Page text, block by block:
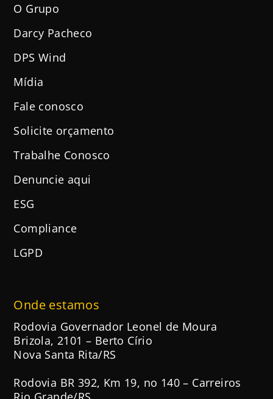
O Grupo
Darcy Pacheco
DPS Wind
Mídia
Fale conosco
Solicite orçamento
Trabalhe Conosco
Denuncie aqui
ESG
Compliance
LGPD
Onde estamos
Rodovia Governador Leonel de Moura
Brizola, 2101 – Berto Círio
Nova Santa Rita/RS
Rodovia BR 392, Km 19, no 140 – Carreiros